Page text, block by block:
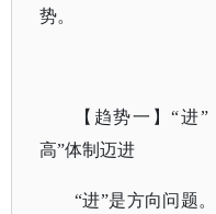
势。
【趋势一】“进”
高”体制迈进
“进”是方向问题